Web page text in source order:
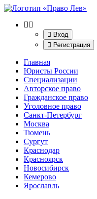
Вход
Регистрация
Главная
Юристы России
Специализации
Авторское право
Гражданское право
Уголовное право
Санкт-Петербург
Москва
Тюмень
Сургут
Краснодар
Красноярск
Новосибирск
Кемерово
Ярославль